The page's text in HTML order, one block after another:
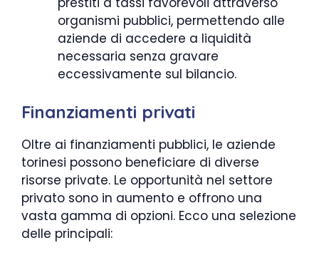
organismi pubblici, permettendo alle
aziende di accedere a liquidità
necessaria senza gravare
eccessivamente sul bilancio.
Finanziamenti privati
Oltre ai finanziamenti pubblici, le aziende
torinesi possono beneficiare di diverse
risorse private. Le opportunità nel settore
privato sono in aumento e offrono una
vasta gamma di opzioni. Ecco una selezione
delle principali: